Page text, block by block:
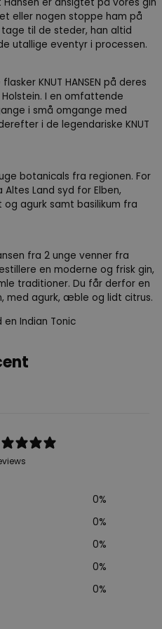
er ansigtet på vores gin
eller nogen stoppe ham på
til de steder, han altid
utallige eventyr i processen.
KNUT HANSEN på deres
I en omfattende
i små omgange med
i de legendariske KNUT
botanicals fra regionen. For
Land syd for Elben,
agurk samt basilikum fra
fra 2 unge venner fra
en moderne og frisk gin,
traditioner. Du får derfor en
med agurk, æble og lidt citrus.
Indian Tonic
0%
0%
0%
0%
0%